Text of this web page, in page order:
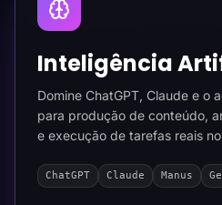
Inteligência
Domine ChatGPT, Claude e o
para produção de conteúdo,
e execução de tarefas reais
ChatGPT Claude Manus